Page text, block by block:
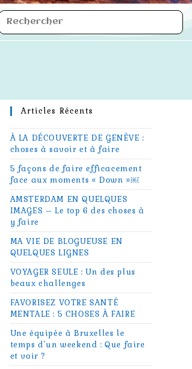
Articles Récents
À LA DÉCOUVERTE DE GENÈVE :
choses à savoir et à faire
5 façons de faire efficacement
face aux moments « Down »￼
AMSTERDAM EN QUELQUES
IMAGES – Le top 6 des choses à
y faire
MA VIE DE BLOGUEUSE EN
QUELQUES LIGNES
VOYAGER SEULE : Un des plus
beaux challenges
FAVORISEZ VOTRE SANTÉ
MENTALE : 5 CHOSES À FAIRE
Une équipée à Bruxelles le
temps d’un weekend : Que faire
et voir ?